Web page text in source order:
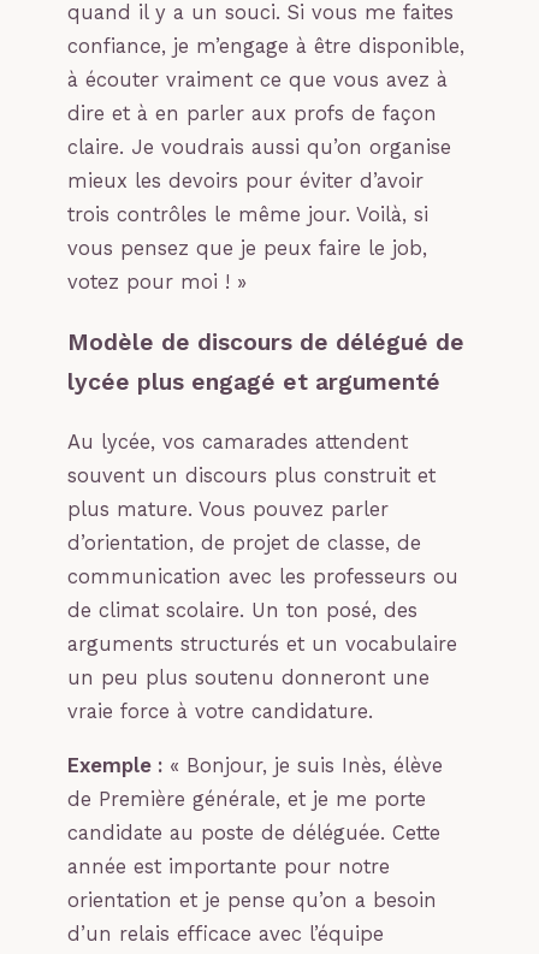
quand il y a un souci. Si vous me faites
confiance, je m’engage à être disponible,
à écouter vraiment ce que vous avez à
dire et à en parler aux profs de façon
claire. Je voudrais aussi qu’on organise
mieux les devoirs pour éviter d’avoir
trois contrôles le même jour. Voilà, si
vous pensez que je peux faire le job,
votez pour moi ! »
Modèle de discours de délégué de
lycée plus engagé et argumenté
Au lycée, vos camarades attendent
souvent un discours plus construit et
plus mature. Vous pouvez parler
d’orientation, de projet de classe, de
communication avec les professeurs ou
de climat scolaire. Un ton posé, des
arguments structurés et un vocabulaire
un peu plus soutenu donneront une
vraie force à votre candidature.
Exemple : « Bonjour, je suis Inès, élève
de Première générale, et je me porte
candidate au poste de déléguée. Cette
année est importante pour notre
orientation et je pense qu’on a besoin
d’un relais efficace avec l’équipe